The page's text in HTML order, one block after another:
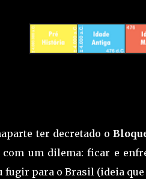
ter decretado o
com um dilema: ficar e
fugir para o Brasil (ideia